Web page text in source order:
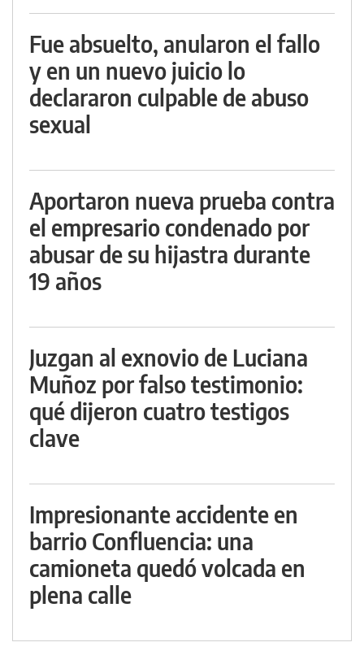
Fue absuelto, anularon el fallo
y en un nuevo juicio lo
declararon culpable de abuso
sexual
Aportaron nueva prueba contra
el empresario condenado por
abusar de su hijastra durante
19 años
Juzgan al exnovio de Luciana
Muñoz por falso testimonio:
qué dijeron cuatro testigos
clave
Impresionante accidente en
barrio Confluencia: una
camioneta quedó volcada en
plena calle